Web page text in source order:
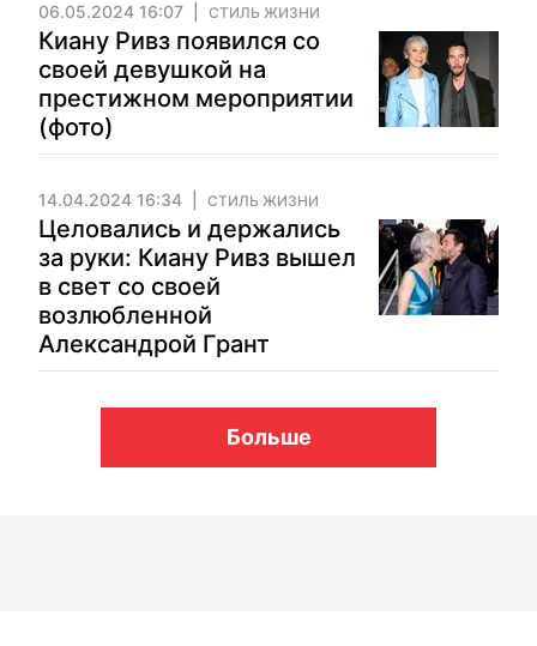
06.05.2024 16:07 СТИЛЬ ЖИЗНИ
Киану Ривз появился со
своей девушкой на
престижном мероприятии
(фото)
14.04.2024 16:34 СТИЛЬ ЖИЗНИ
Целовались и держались
за руки: Киану Ривз вышел
в свет со своей
возлюбленной
Александрой Грант
Больше